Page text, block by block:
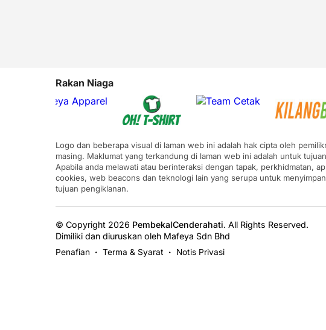
Rakan Niaga
Logo dan beberapa visual di laman web ini adalah hak cipta oleh
masing. Maklumat yang terkandung di laman web ini adalah untuk
Apabila anda melawati atau berinteraksi dengan tapak, perkhidmatan,
cookies, web beacons dan teknologi lain yang serupa untuk
tujuan pengiklanan.
© Copyright 2026 PembekalCenderahati. All Rights Reserved.
Dimiliki dan diuruskan oleh Mafeya Sdn Bhd
Penafian • Terma & Syarat • Notis Privasi